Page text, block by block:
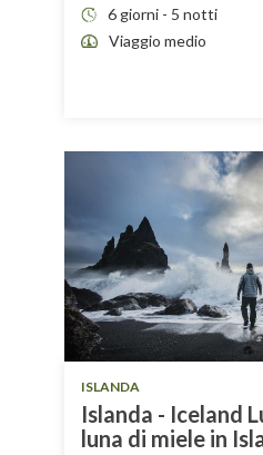
6 giorni - 5 notti
Viaggio medio
ISLANDA
Islanda - Iceland
luna di miele in